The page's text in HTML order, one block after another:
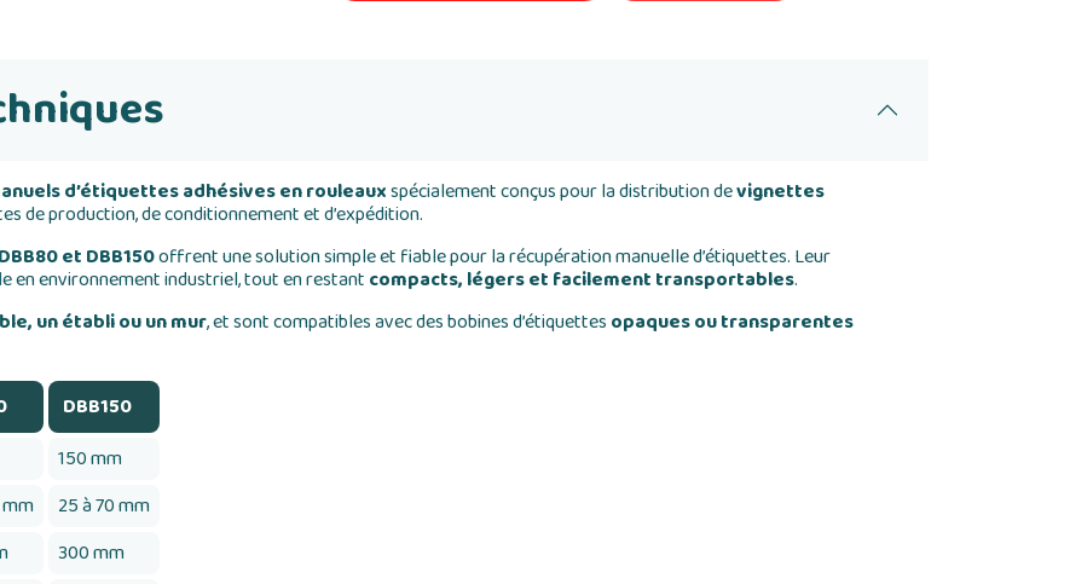
d’étiquettes adhésives en rouleauxspécialement conçus pour la distribution devignettes
de production, de conditionnement et d’expédition.
et DBB150offrent une solution simple et fiable pour la récupération manuelle d’étiquettes. Leur
en environnement industriel, tout en restant compacts, légers et facilement transportables.
un établi ou un mur, et sont compatibles avec des bobines d’étiquettes opaques ou transparentes
DBB150
150 mm
25 à 70 mm
300 mm